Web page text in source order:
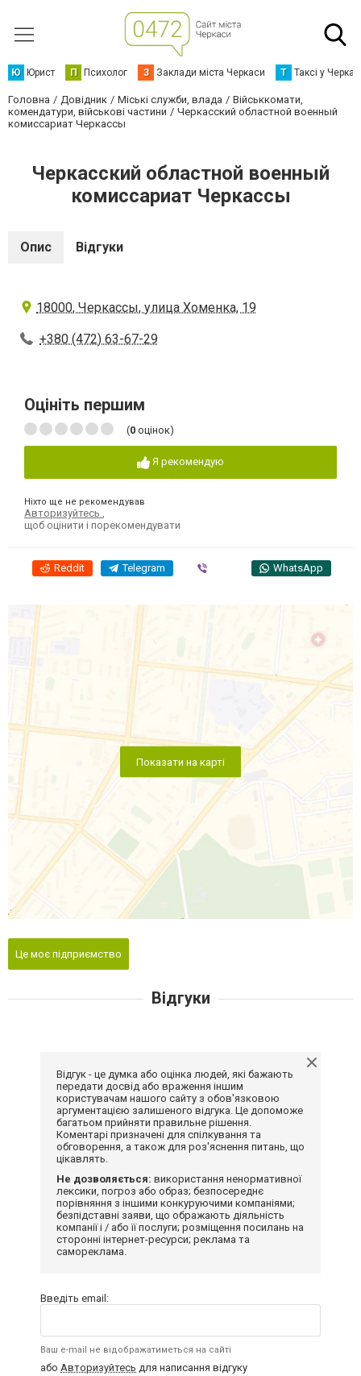
Ю Юрист П Психолог З Заклади міста Черкаси Т Таксі у
Головна Довідник Міські служби, влада
Військкомати,
комендатури, військові частини
Черкасский областной военный
комиссариат Черкассы
Черкасский областной военный
комиссариат Черкассы
Опис Відгуки
18000, Черкассы, улица Хоменка, 19
+380 (472) 63-67-29
Оцініть першим
(0 оцінок)
Я рекомендую
Ніхто ще не рекомендував
Авторизуйтесь
щоб оцінити і порекомендувати
Reddit Telegram WhatsApp
Показати на карті
Це моє підприємство
Відгуки
Відгук - це думка або оцінка людей, які бажають
передати досвід або враження іншим
користувачам нашого сайту з обов'язковою
аргументацією залишеного відгука. Це допоможе
багатьом прийняти правильне рішення.
Коментарі призначені для спілкування та
обговорення, а також для роз'яснення питань, що
цікавлять.
Не дозволяється: використання ненормативної
лексики, погроз або образ; безпосереднє
порівняння з іншими конкуруючими компаніями;
безпідставні заяви, що ображають діяльність
компанії і / або її послуги; розміщення посилань на
сторонні інтернет-ресурси; реклама та
самореклама.
Введіть email:
Ваш e-mail не відображатиметься на сайті
або Авторизуйтесь для написання відгуку